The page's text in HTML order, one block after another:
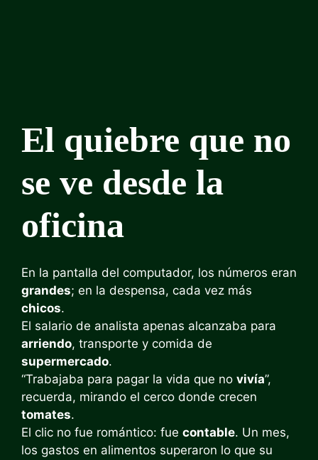
El quiebre que no
se ve desde la
oficina
En la pantalla del computador, los números eran
grandes; en la despensa, cada vez más
chicos.
El salario de analista apenas alcanzaba para
arriendo, transporte y comida de
supermercado.
“Trabajaba para pagar la vida que no vivía”,
recuerda, mirando el cerco donde crecen
tomates.
El clic no fue romántico: fue contable. Un mes,
los gastos en alimentos superaron lo que su